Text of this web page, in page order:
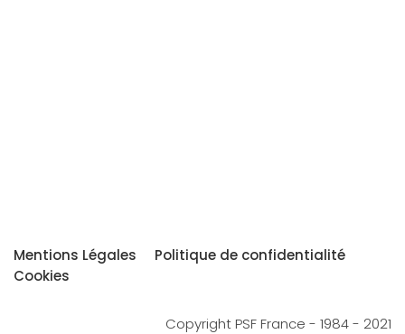
Mentions Légales
Politique de confidentialité
Cookies
Copyright PSF France - 1984 - 2021